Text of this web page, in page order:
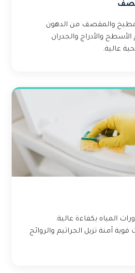
والمقصف من الدهون
والأدراج والجدران
عالية.
المياه بكفاءة عالية.
آمنة تزيل الجراثيم والروائح